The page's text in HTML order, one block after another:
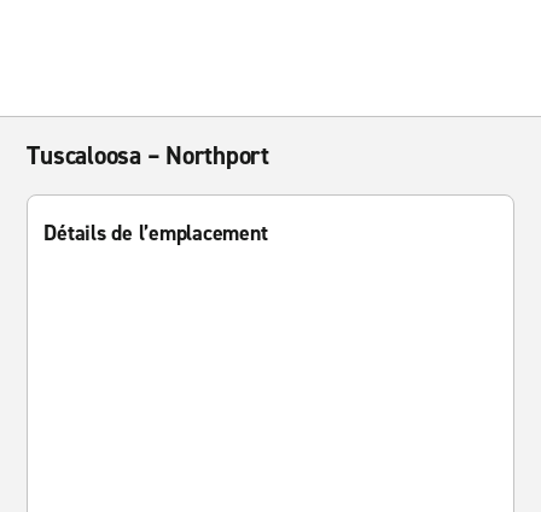
Tuscaloosa – Northport
Détails de l’emplacement